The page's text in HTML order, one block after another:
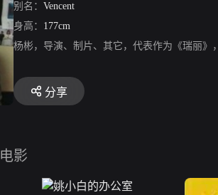
别名： Vencent
身高： 177cm
杨彬，导演、制片、其它，代表作为《瑞丽
分享
电影